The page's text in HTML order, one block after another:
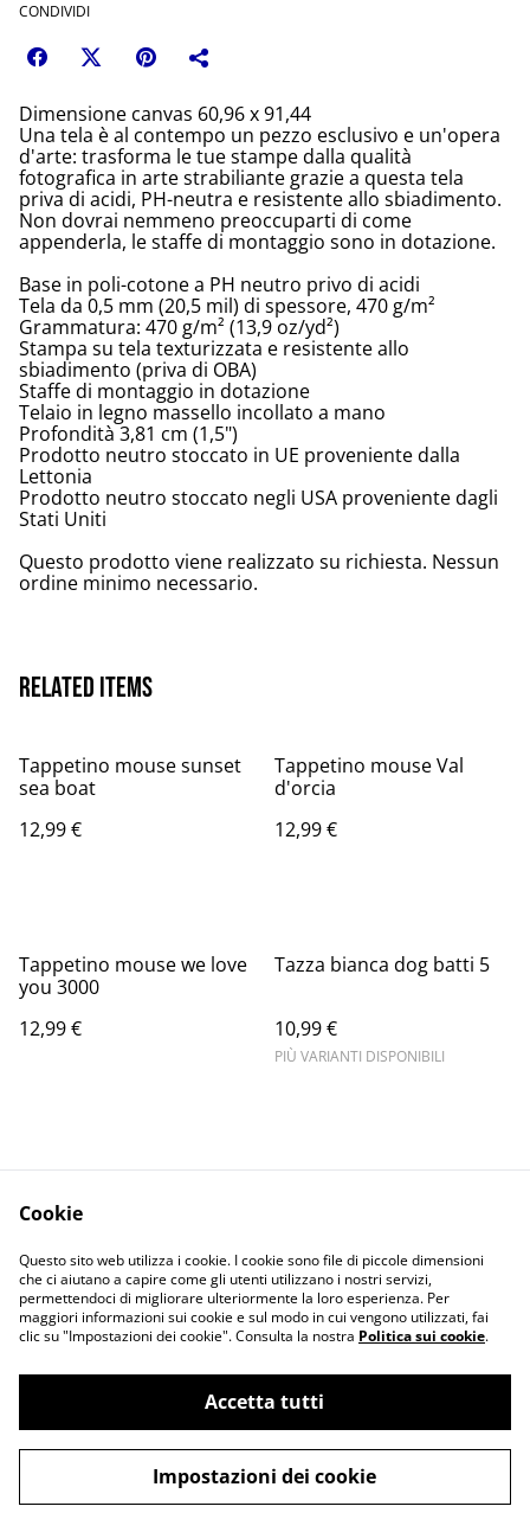
CONDIVIDI
Dimensione canvas 60,96 x 91,44
Una tela è al contempo un pezzo esclusivo e un'opera
d'arte: trasforma le tue stampe dalla qualità
fotografica in arte strabiliante grazie a questa tela
priva di acidi, PH-neutra e resistente allo sbiadimento.
Non dovrai nemmeno preoccuparti di come
appenderla, le staffe di montaggio sono in dotazione.
Base in poli-cotone a PH neutro privo di acidi
Tela da 0,5 mm (20,5 mil) di spessore, 470 g/m²
Grammatura: 470 g/m² (13,9 oz/yd²)
Stampa su tela texturizzata e resistente allo
sbiadimento (priva di OBA)
Staffe di montaggio in dotazione
Telaio in legno massello incollato a mano
Profondità 3,81 cm (1,5")
Prodotto neutro stoccato in UE proveniente dalla
Lettonia
Prodotto neutro stoccato negli USA proveniente dagli
Stati Uniti
Questo prodotto viene realizzato su richiesta. Nessun
ordine minimo necessario.
Related items
Tappetino mouse sunset
sea boat
12,99 €
Tappetino mouse Val
d'orcia
12,99 €
Tappetino mouse we love
you 3000
12,99 €
Tazza bianca dog batti 5
10,99 €
PIÙ VARIANTI DISPONIBILI
Informativa sulla
privacy
Terms and
conditions
©2026Merlin Visual
powered by
Cookie
Questo sito web utilizza i cookie. I cookie sono file di piccole dimensioni
che ci aiutano a capire come gli utenti utilizzano i nostri servizi,
permettendoci di migliorare ulteriormente la loro esperienza. Per
maggiori informazioni sui cookie e sul modo in cui vengono utilizzati, fai
clic su "Impostazioni dei cookie". Consulta la nostra Politica sui cookie.
Accetta tutti
Impostazioni dei cookie